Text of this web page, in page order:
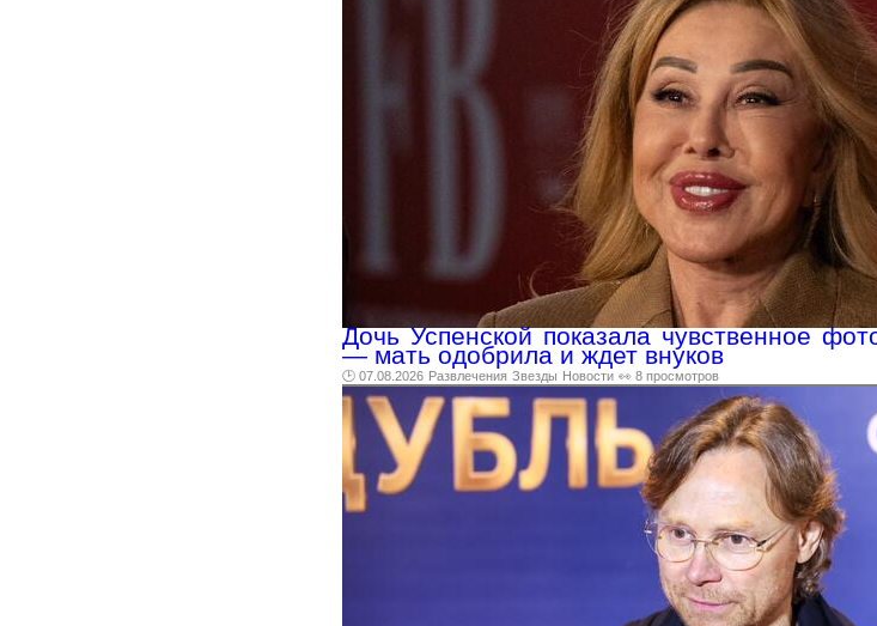
Дочь Успенской показала чувственное
— мать одобрила и ждет внуков
🕑 07.08.2026 Развлечения Звезды Новости 👀 8 просмотров